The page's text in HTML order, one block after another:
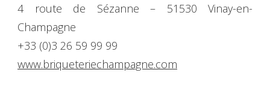
4 route de Sézanne – 51530 Vinay-en-
Champagne
+33 (0)3 26 59 99 99
www.briqueteriechampagne.com